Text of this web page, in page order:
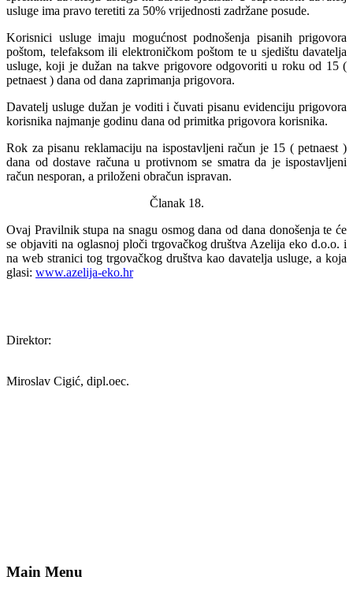
usluge ima pravo teretiti za 50% vrijednosti zadržane posude.
Korisnici usluge imaju mogućnost podnošenja pisanih prigovora
poštom, telefaksom ili elektroničkom poštom te u sjedištu davatelja
usluge, koji je dužan na takve prigovore odgovoriti u roku od 15 (
petnaest ) dana od dana zaprimanja prigovora.
Davatelj usluge dužan je voditi i čuvati pisanu evidenciju prigovora
korisnika najmanje godinu dana od primitka prigovora korisnika.
Rok za pisanu reklamaciju na ispostavljeni račun je 15 ( petnaest )
dana od dostave računa u protivnom se smatra da je ispostavljeni
račun nesporan, a priloženi obračun ispravan.
Članak 18.
Ovaj Pravilnik stupa na snagu osmog dana od dana donošenja te će
se objaviti na oglasnoj ploči trgovačkog društva Azelija eko d.o.o. i
na web stranici tog trgovačkog društva kao davatelja usluge, a koja
glasi: www.azelija-eko.hr
Direktor:
Miroslav Cigić, dipl.oec.
Main Menu